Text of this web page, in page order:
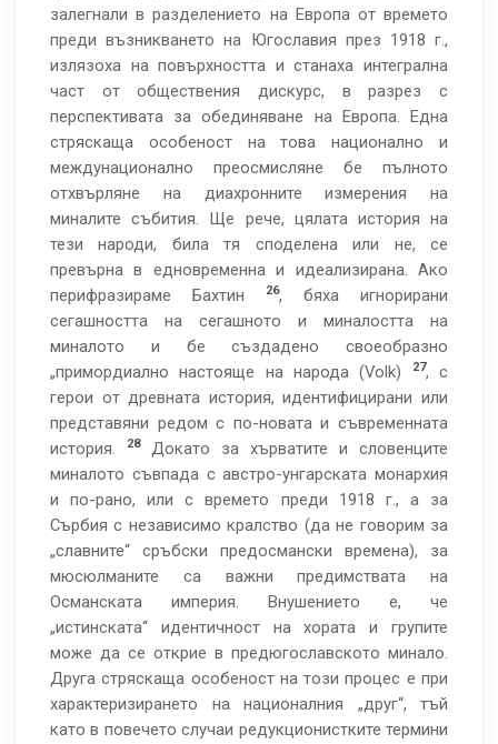
залегнали в разделението на Европа от времето
преди възникването на Югославия през 1918 г.,
излязоха на повърхността и станаха интегрална
част от обществения дискурс, в разрез с
перспективата за обединяване на Европа. Една
стряскаща особеност на това национално и
междунационално преосмисляне бе пълното
отхвърляне на диахронните измерения на
миналите събития. Ще рече, цялата история на
тези народи, била тя споделена или не, се
превърна в едновременна и идеализирана. Ако
перифразираме Бахтин
26, бяха игнорирани
сегашността на сегашното и миналостта на
миналото и бе създадено своеобразно
„примордиално настояще на народа (Volk)
27, с
герои от древната история, идентифицирани или
представяни редом с по-новата и съвременната
история.
28Докато за хърватите и словенците
миналото съвпада с австро-унгарската монархия
и по-рано, или с времето преди 1918 г., а за
Сърбия с независимо кралство (да не говорим за
„славните“ сръбски предосмански времена), за
мюсюлманите са важни предимствата на
Османската империя. Внушението е, че
„истинската“ идентичност на хората и групите
може да се открие в предюгославското минало.
Друга стряскаща особеност на този процес е при
характеризирането на националния „друг“, тъй
като в повечето случаи редукционистките термини